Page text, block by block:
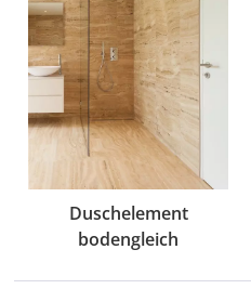
Duschelement
bodengleich